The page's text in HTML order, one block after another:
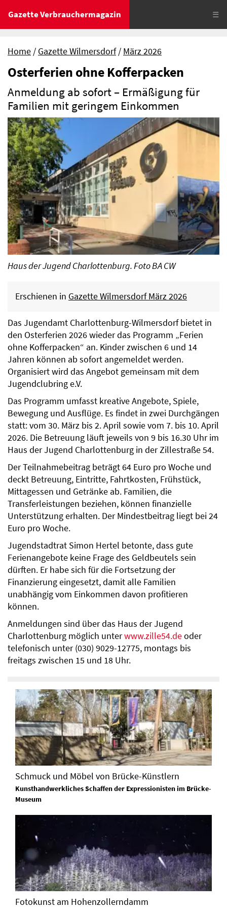
Gazette Verbrauchermagazin ☰
Home Gazette Wilmersdorf März 2026
Osterferien ohne Kofferpacken
Anmeldung ab sofort – Ermäßigung für
Familien mit geringem Einkommen
Haus der Jugend Charlottenburg. Foto BA CW
Erschienen in Gazette Wilmersdorf März 2026
Das Jugendamt Charlottenburg-Wilmersdorf bietet in
den Osterferien 2026 wieder das Programm „Ferien
ohne Kofferpacken“ an. Kinder zwischen 6 und 14
Jahren können ab sofort angemeldet werden.
Organisiert wird das Angebot gemeinsam mit dem
Jugendclubring e.V.
Das Programm umfasst kreative Angebote, Spiele,
Bewegung und Ausflüge. Es findet in zwei Durchgängen
statt: vom 30. März bis 2. April sowie vom 7. bis 10. April
2026. Die Betreuung läuft jeweils von 9 bis 16.30 Uhr im
Haus der Jugend Charlottenburg in der Zillestraße 54.
Der Teilnahmebeitrag beträgt 64 Euro pro Woche und
deckt Betreuung, Eintritte, Fahrtkosten, Frühstück,
Mittagessen und Getränke ab. Familien, die
Transferleistungen beziehen, können finanzielle
Unterstützung erhalten. Der Mindestbeitrag liegt bei 24
Euro pro Woche.
Jugendstadtrat Simon Hertel betonte, dass gute
Ferienangebote keine Frage des Geldbeutels sein
dürften. Er habe sich für die Fortsetzung der
Finanzierung eingesetzt, damit alle Familien
unabhängig vom Einkommen davon profitieren
können.
Anmeldungen sind über das Haus der Jugend
Charlottenburg möglich unterwww.zille54.deoder
telefonisch unter (030) 9029-12775, montags bis
freitags zwischen 15 und 18 Uhr.
Schmuck und Möbel von Brücke-Künstlern
Kunsthandwerkliches Schaffen der Expressionisten im Brücke-
Museum
Fotokunst am Hohenzollerndamm